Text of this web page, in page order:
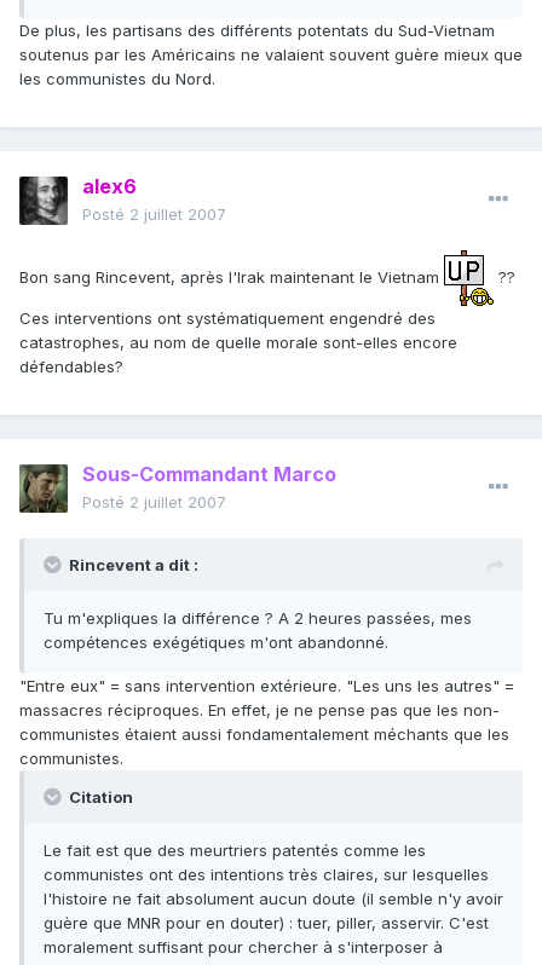
De plus, les partisans des différents potentats du Sud-Vietnam
soutenus par les Américains ne valaient souvent guère mieux que
les communistes du Nord.
alex6
Posté 2 juillet 2007
Bon sang Rincevent, après l'Irak maintenant le Vietnam ??
Ces interventions ont systématiquement engendré des
catastrophes, au nom de quelle morale sont-elles encore
défendables?
Sous-Commandant Marco
Posté 2 juillet 2007
Rincevent a dit :
Tu m'expliques la différence ? A 2 heures passées, mes
compétences exégétiques m'ont abandonné.
"Entre eux" = sans intervention extérieure. "Les uns les autres" =
massacres réciproques. En effet, je ne pense pas que les non-
communistes étaient aussi fondamentalement méchants que les
communistes.
Citation
Le fait est que des meurtriers patentés comme les
communistes ont des intentions très claires, sur lesquelles
l'histoire ne fait absolument aucun doute (il semble n'y avoir
guère que MNR pour en douter) : tuer, piller, asservir. C'est
moralement suffisant pour chercher à s'interposer à